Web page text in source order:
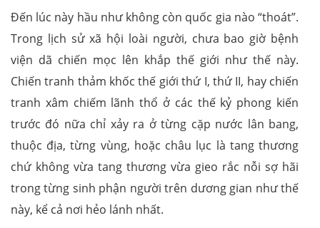
Đến lúc này hầu như không còn quốc gia nào “thoát”.
Trong lịch sử xã hội loài người, chưa bao giờ bệnh
viện dã chiến mọc lên khắp thế giới như thế này.
Chiến tranh thảm khốc thế giới thứ I, thứ II, hay chiến
tranh xâm chiếm lãnh thổ ở các thế kỷ phong kiến
trước đó nữa chỉ xảy ra ở từng cặp nước lân bang,
thuộc địa, từng vùng, hoặc châu lục là tang thương
chứ không vừa tang thương vừa gieo rắc nỗi sợ hãi
trong từng sinh phận người trên dương gian như thế
này, kể cả nơi hẻo lánh nhất.